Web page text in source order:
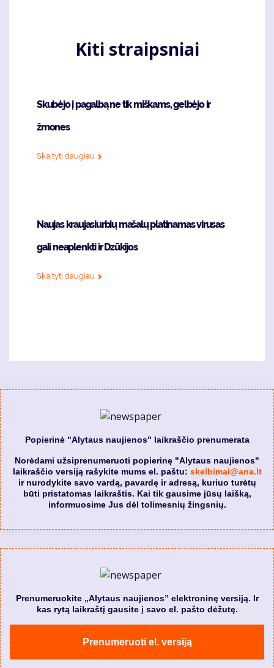
Kiti straipsniai
Skubėjo į pagalbą ne tik miškams, gelbėjo ir
žmones
Skaityti daugiau
Naujas kraujasiurbių mašalų platinamas virusas
gali neaplenkti ir Dzūkijos
Skaityti daugiau
Popierinė "Alytaus naujienos" laikraščio prenumerata
Norėdami užsiprenumeruoti popierinę "Alytaus naujienos"
laikraščio versiją rašykite mums el. paštu: skelbimai@ana.lt
ir nurodykite savo vardą, pavardę ir adresą, kuriuo turėtų
būti pristatomas laikraštis. Kai tik gausime jūsų laišką,
informuosime Jus dėl tolimesnių žingsnių.
Prenumeruokite „Alytaus naujienos” elektroninę versiją. Ir
kas rytą laikraštį gausite į savo el. pašto dėžutę.
Prenumeruoti el. versiją